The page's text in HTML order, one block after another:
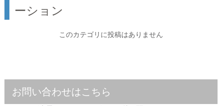
ーション
このカテゴリに投稿はありません
お問い合わせはこちら